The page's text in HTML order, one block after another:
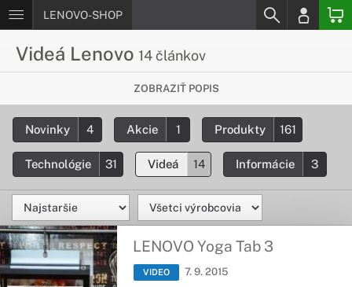
LENOVO-SHOP
Videá Lenovo 14 článkov
Preskúmaj produkty Lenovo do
detailu
Produktové videá k výrobkom od spoločnosti Lenovo, ich
prehľad a predstavenie funkcií.
ZOBRAZIŤ POPIS
Novinky 4 Akcie 1 Produkty 161
Technológie 31 Videá 14 Informácie 3
LENOVO Yoga Tab 3
VIDEO 7. 9. 2015